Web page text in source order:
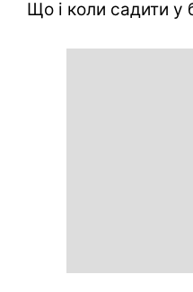
Що і коли садити у